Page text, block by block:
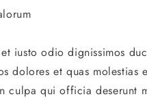
iusto odio dignissimos
dolores et quas molestias
culpa qui officia deserunt